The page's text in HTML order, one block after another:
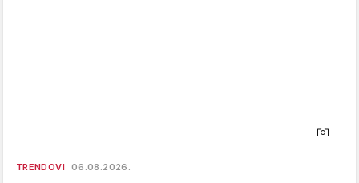
TRENDOVI 06.08.2026.